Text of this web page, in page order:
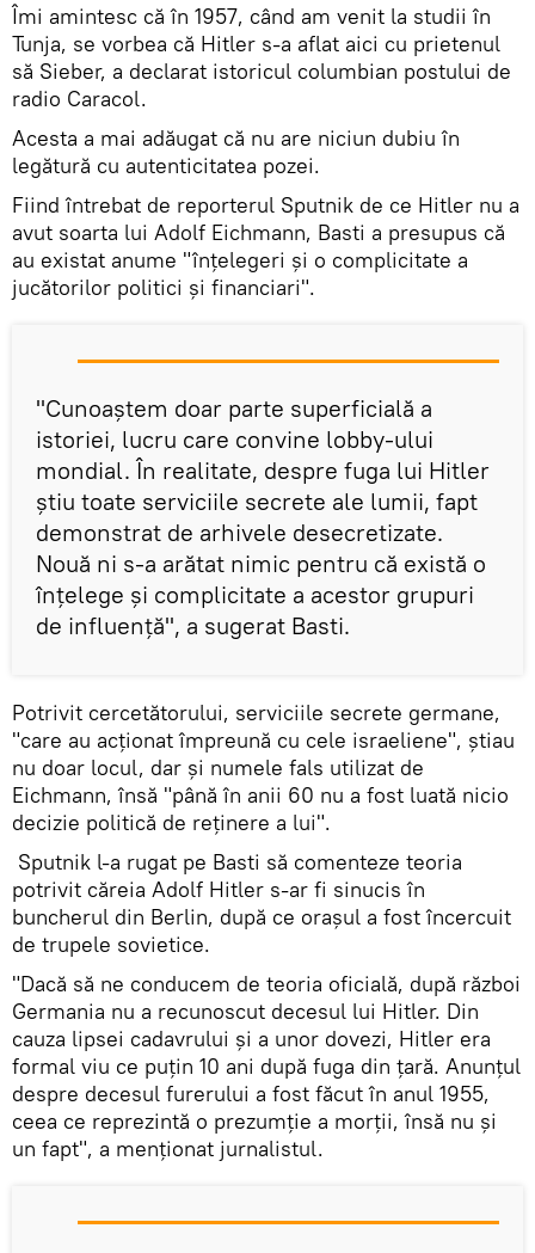
Îmi amintesc că în 1957, când am venit la studii în
Tunja, se vorbea că Hitler s-a aflat aici cu prietenul
să Sieber, a declarat istoricul columbian postului de
radio Caracol.
Acesta a mai adăugat că nu are niciun dubiu în
legătură cu autenticitatea pozei.
Fiind întrebat de reporterul Sputnik de ce Hitler nu a
avut soarta lui Adolf Eichmann, Basti a presupus că
au existat anume "înțelegeri și o complicitate a
jucătorilor politici și financiari".
"Cunoaștem doar parte superficială a
istoriei, lucru care convine lobby-ului
mondial. În realitate, despre fuga lui Hitler
știu toate serviciile secrete ale lumii, fapt
demonstrat de arhivele desecretizate.
Nouă ni s-a arătat nimic pentru că există o
înțelege și complicitate a acestor grupuri
de influență", a sugerat Basti.
Potrivit cercetătorului, serviciile secrete germane,
"care au acționat împreună cu cele israeliene", știau
nu doar locul, dar și numele fals utilizat de
Eichmann, însă "până în anii 60 nu a fost luată nicio
decizie politică de reținere a lui".
Sputnik l-a rugat pe Basti să comenteze teoria
potrivit căreia Adolf Hitler s-ar fi sinucis în
buncherul din Berlin, după ce orașul a fost încercuit
de trupele sovietice.
"Dacă să ne conducem de teoria oficială, după război
Germania nu a recunoscut decesul lui Hitler. Din
cauza lipsei cadavrului și a unor dovezi, Hitler era
formal viu ce puțin 10 ani după fuga din țară. Anunțul
despre decesul furerului a fost făcut în anul 1955,
ceea ce reprezintă o prezumție a morții, însă nu și
un fapt", a menționat jurnalistul.